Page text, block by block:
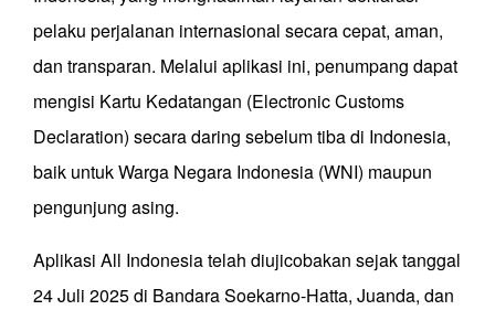
pelaku perjalanan internasional secara cepat, aman,
dan transparan. Melalui aplikasi ini, penumpang dapat
mengisi Kartu Kedatangan (Electronic Customs
Declaration) secara daring sebelum tiba di Indonesia,
baik untuk Warga Negara Indonesia (WNI) maupun
pengunjung asing.
Aplikasi All Indonesia telah diujicobakan sejak tanggal
24 Juli 2025 di Bandara Soekarno-Hatta, Juanda, dan